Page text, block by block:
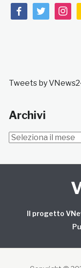
facebooktwitter
Tweets by
Archivi
Archivi
Il progetto